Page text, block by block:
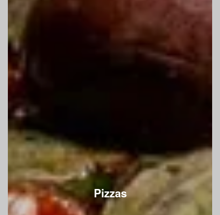
Pizzas